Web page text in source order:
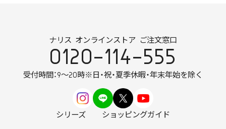
ナリス オンラインストア ご注文窓口
0120-114-555
受付時間：9～20時※日・祝・夏季休暇・年末年始を除く
シリーズ ショッピングガイド